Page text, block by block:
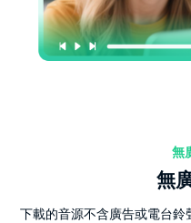
無
無
下載的音源不含廣告或電台